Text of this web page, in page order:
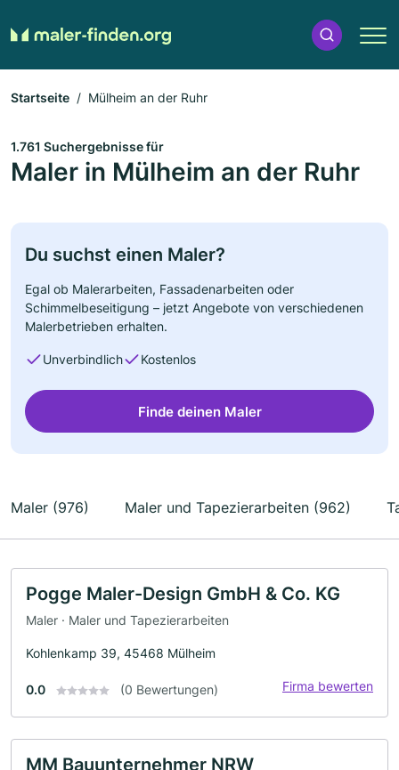
Startseite Mülheim an der Ruhr
1.761 Suchergebnisse für
Maler in Mülheim an der Ruhr
Du suchst einen Maler?
Egal ob Malerarbeiten, Fassadenarbeiten oder
Schimmelbeseitigung – jetzt Angebote von verschiedenen
Malerbetrieben erhalten.
Unverbindlich Kostenlos
Finde deinen Maler
Maler (976) Maler und Tapezierarbeiten (962)
Pogge Maler-Design GmbH & Co. KG
Maler · Maler und Tapezierarbeiten
Kohlenkamp 39, 45468 Mülheim
0.0 (0 Bewertungen) Firma bewerten
MM Bauunternehmer NRW